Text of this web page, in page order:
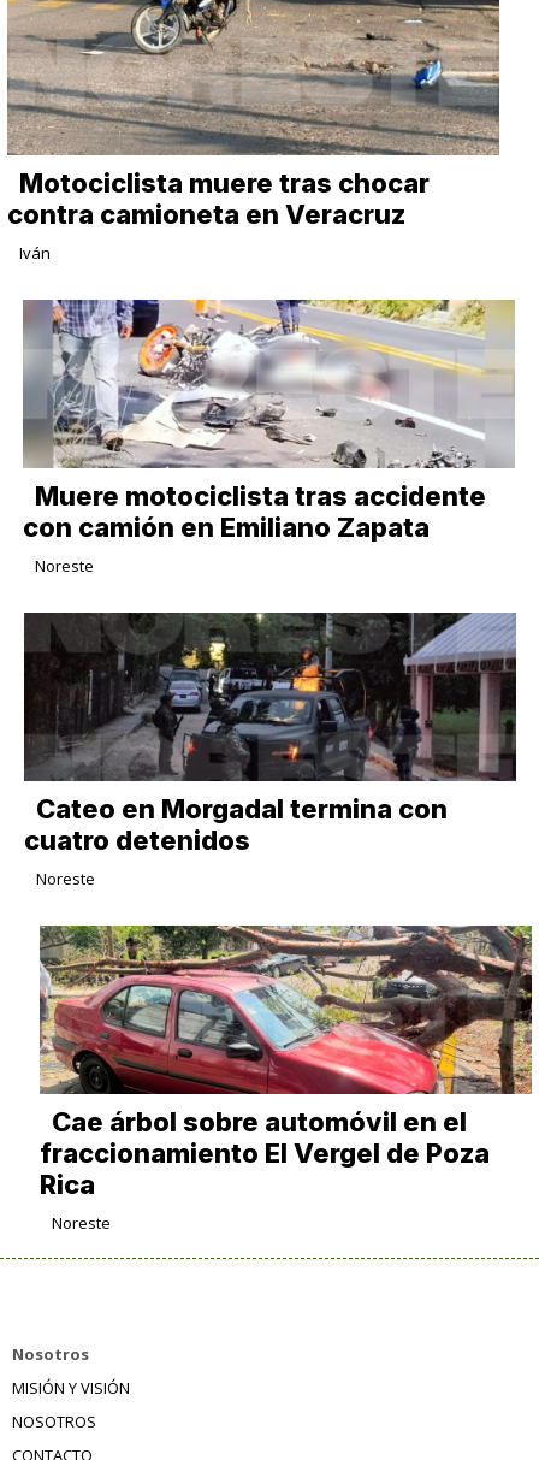
Motociclista muere tras chocar
contra camioneta en Veracruz
Iván
Muere motociclista tras accidente
con camión en Emiliano Zapata
Noreste
Cateo en Morgadal termina con
cuatro detenidos
Noreste
Cae árbol sobre automóvil en el
fraccionamiento El Vergel de Poza
Rica
Noreste
Nosotros
MISIÓN Y VISIÓN
NOSOTROS
CONTACTO